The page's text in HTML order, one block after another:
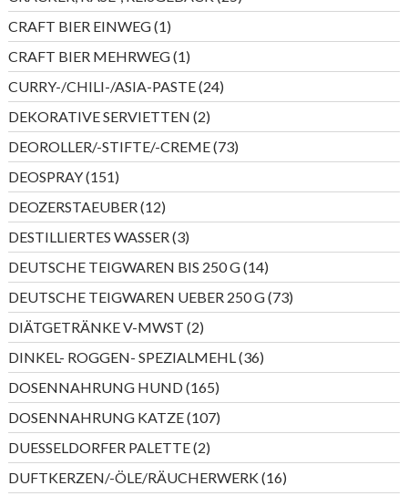
Produkte
CRAFT BIER EINWEG 11
Produkt
CRAFT BIER MEHRWEG 11
Produkt
CURRY-/CHILI-/ASIA-PASTE 2424
Produkte
DEKORATIVE SERVIETTEN 22
Produkte
DEOROLLER/-STIFTE/-CREME 7373
Produkte
DEOSPRAY 151151
Produkte
DEOZERSTAEUBER 1212
Produkte
DESTILLIERTES WASSER 33
Produkte
DEUTSCHE TEIGWAREN BIS 250 G 1414
Produkte
DEUTSCHE TEIGWAREN UEBER 250 G 7373
Produkte
DIÄTGETRÄNKE V-MWST 22
Produkte
DINKEL- ROGGEN- SPEZIALMEHL 3636
Produkte
DOSENNAHRUNG HUND 165165
Produkte
DOSENNAHRUNG KATZE 107107
Produkte
DUESSELDORFER PALETTE 22
Produkte
DUFTKERZEN/-ÖLE/RÄUCHERWERK 1616